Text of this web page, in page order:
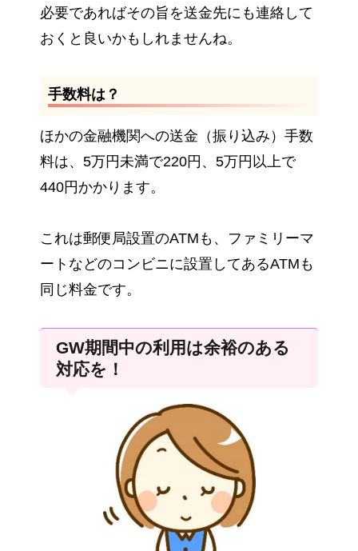
必要であればその旨を送金先にも連絡して
おくと良いかもしれませんね。
手数料は？
ほかの金融機関への送金（振り込み）手数
料は、5万円未満で220円、5万円以上で
440円かかります。
これは郵便局設置のATMも、ファミリーマ
ートなどのコンビニに設置してあるATMも
同じ料金です。
GW期間中の利用は余裕のある
対応を！